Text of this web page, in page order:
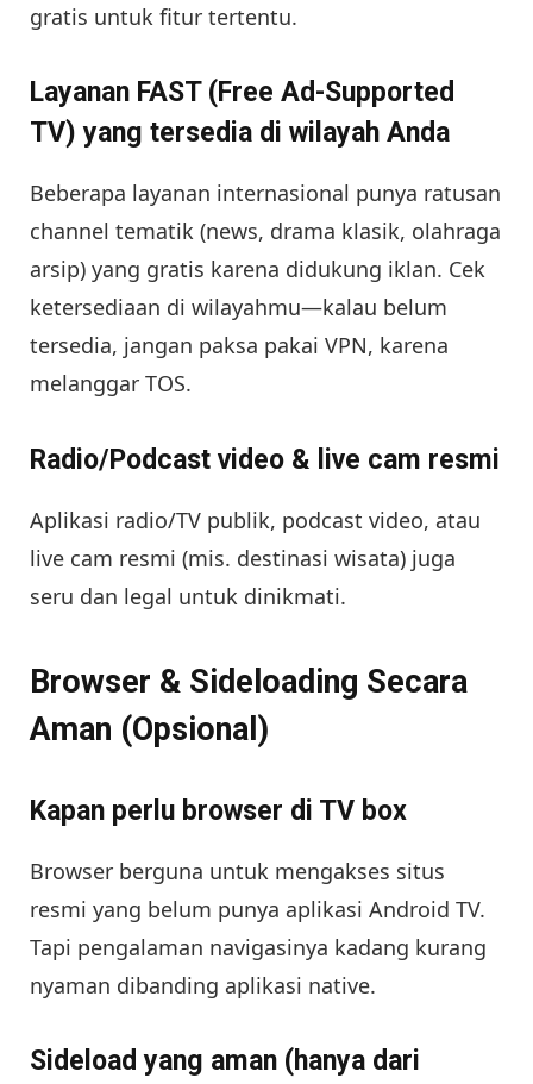
gratis untuk fitur tertentu.
Layanan FAST (Free Ad-Supported
TV) yang tersedia di wilayah Anda
Beberapa layanan internasional punya ratusan
channel tematik (news, drama klasik, olahraga
arsip) yang gratis karena didukung iklan. Cek
ketersediaan di wilayahmu—kalau belum
tersedia, jangan paksa pakai VPN, karena
melanggar TOS.
Radio/Podcast video & live cam resmi
Aplikasi radio/TV publik, podcast video, atau
live cam resmi (mis. destinasi wisata) juga
seru dan legal untuk dinikmati.
Browser & Sideloading Secara
Aman (Opsional)
Kapan perlu browser di TV box
Browser berguna untuk mengakses situs
resmi yang belum punya aplikasi Android TV.
Tapi pengalaman navigasinya kadang kurang
nyaman dibanding aplikasi native.
Sideload yang aman (hanya dari